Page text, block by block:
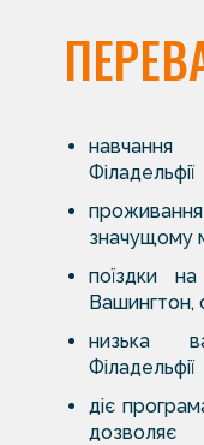
навчання
Філадельфії
значущому
поїздки
Вашингтон,
низька
Філадельфії
діє
дозволяє